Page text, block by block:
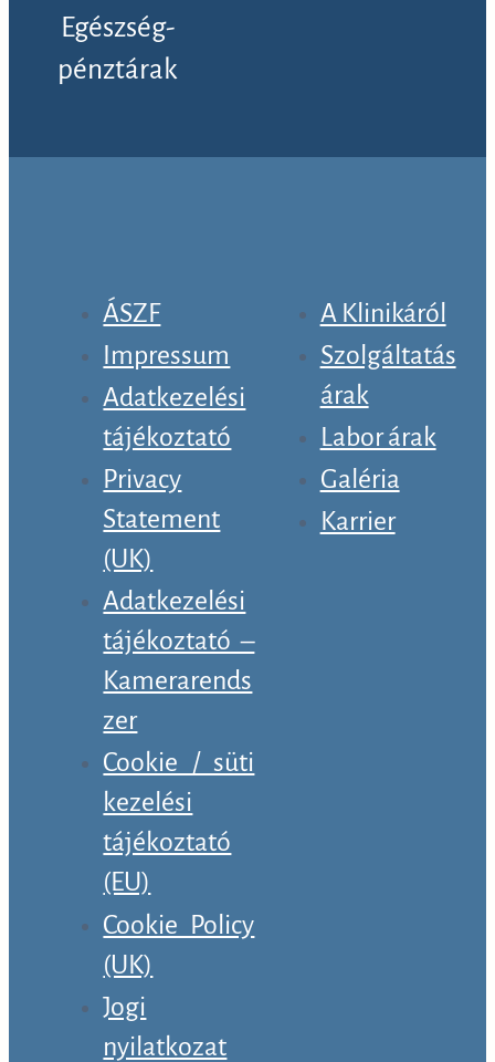
Egészség-
pénztárak
ÁSZF
Impressum
Adatkezelési
tájékoztató
Privacy
Statement
(UK)
Adatkezelési
tájékoztató –
Kamerarends
zer
Cookie / süti
kezelési
tájékoztató
(EU)
Cookie Policy
(UK)
Jogi
nyilatkozat
A Klinikáról
Szolgáltatás
árak
Labor árak
Galéria
Karrier